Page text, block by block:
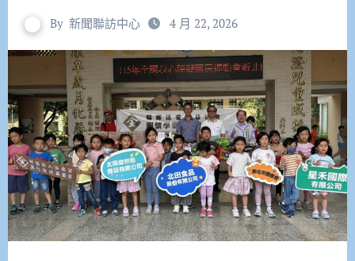
By 新聞聯訪中心 4 月 22, 2026